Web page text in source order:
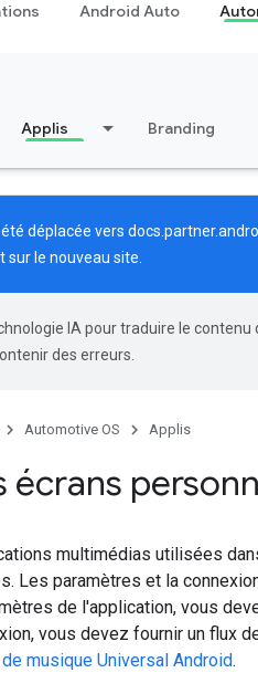
Android Auto
Applis Branding
déplacée vers
le nouveau site.
IA pour traduire le contenu
des erreurs.
Automotive OS Applis
écrans
multimédias utilisées
Les paramètres et la
de l'application, vous
vous devez fournir un flux
musique Universal Android.